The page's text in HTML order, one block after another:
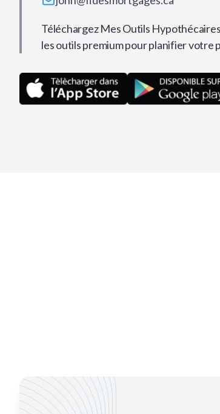
Téléchargez Mes Outils
les outils premium pour planifier votre